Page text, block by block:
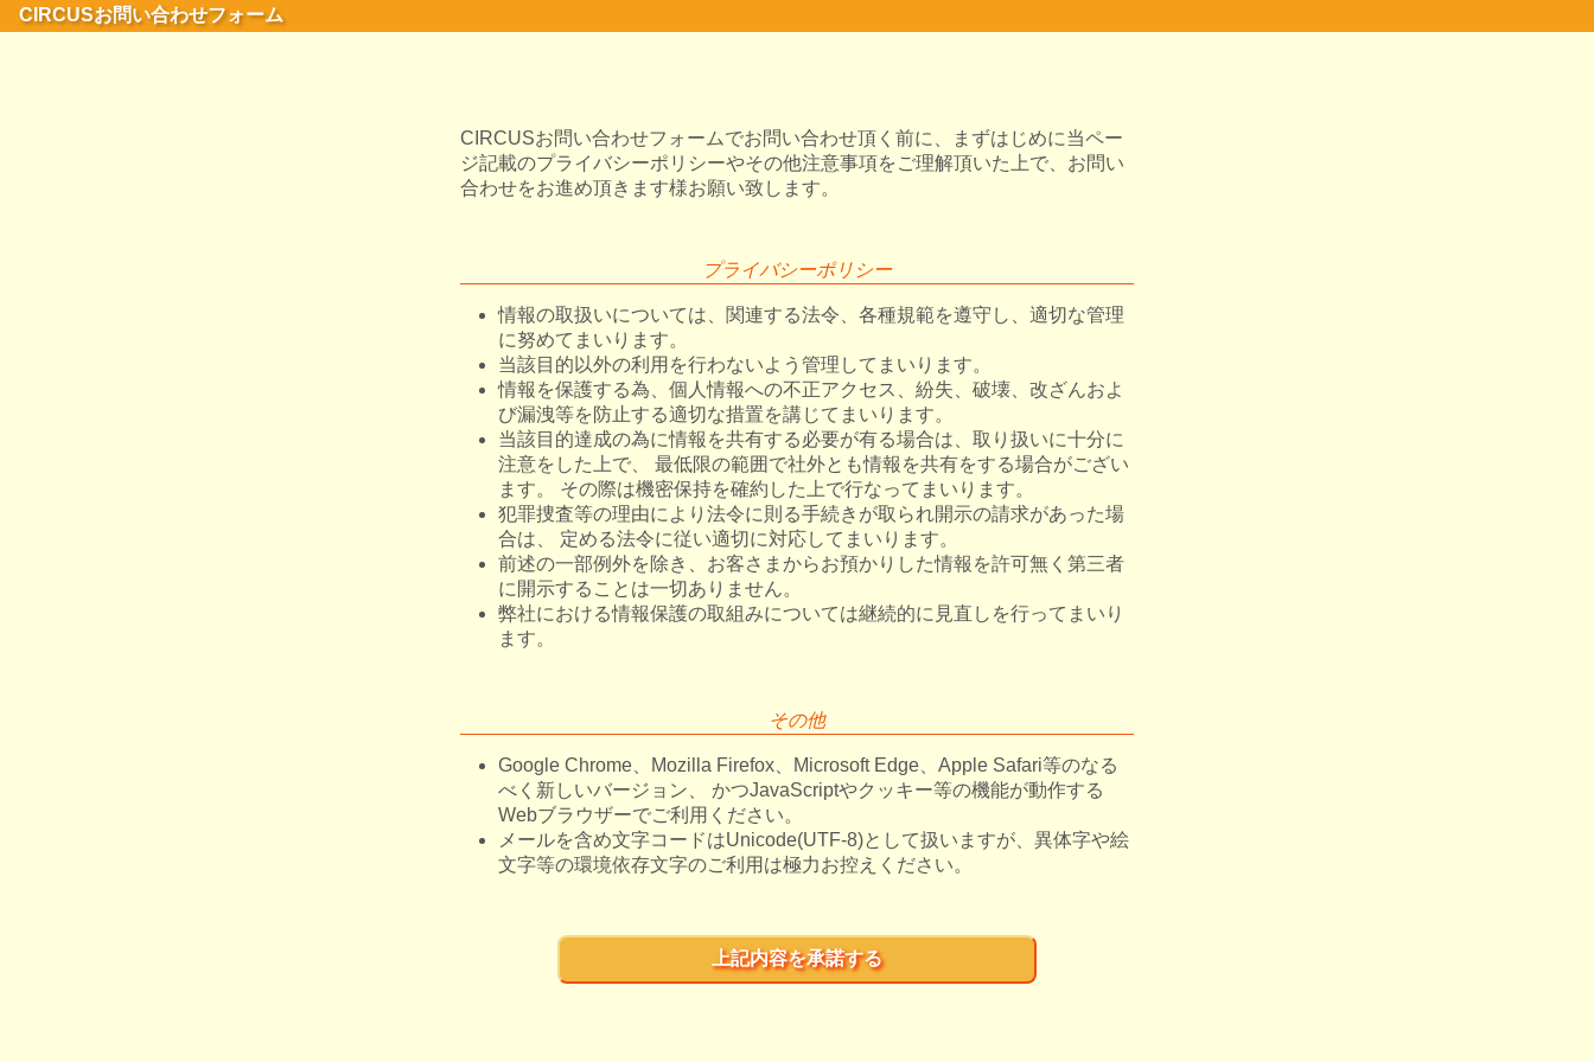
CIRCUSお問い合わせフォーム
CIRCUSお問い合わせフォームでお問い合わせ頂く前に、まずはじめに当ペー
ジ記載のプライバシーポリシーやその他注意事項をご理解頂いた上で、お問い
合わせをお進め頂きます様お願い致します。
プライバシーポリシー
情報の取扱いについては、関連する法令、各種規範を遵守し、適切な管理
に努めてまいります。
当該目的以外の利用を行わないよう管理してまいります。
情報を保護する為、個人情報への不正アクセス、紛失、破壊、改ざんおよ
び漏洩等を防止する適切な措置を講じてまいります。
当該目的達成の為に情報を共有する必要が有る場合は、取り扱いに十分に
注意をした上で、 最低限の範囲で社外とも情報を共有をする場合がござい
ます。 その際は機密保持を確約した上で行なってまいります。
犯罪捜査等の理由により法令に則る手続きが取られ開示の請求があった場
合は、 定める法令に従い適切に対応してまいります。
前述の一部例外を除き、お客さまからお預かりした情報を許可無く第三者
に開示することは一切ありません。
弊社における情報保護の取組みについては継続的に見直しを行ってまいり
ます。
その他
Google Chrome、Mozilla Firefox、Microsoft Edge、Apple Safari等のなる
べく新しいバージョン、 かつJavaScriptやクッキー等の機能が動作する
Webブラウザーでご利用ください。
メールを含め文字コードはUnicode(UTF-8)として扱いますが、異体字や絵
文字等の環境依存文字のご利用は極力お控えください。